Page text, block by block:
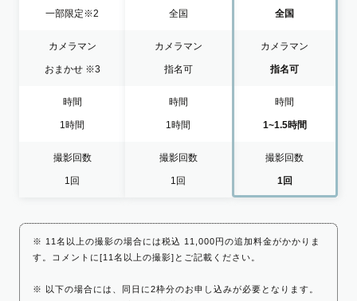
一部限定※2
カメラマン
おまかせ ※3
時間
1時間
撮影回数
1回
全国
カメラマン
指名可
時間
1時間
撮影回数
1回
全国
カメラマン
指名可
時間
1~1.5時間
撮影回数
1回
※ 11名以上の撮影の場合には税込 11,000円の追加料金がかかりま
す。コメントに[11名以上の撮影]とご記載ください。
※ 以下の場合には、同日に2枠分のお申し込みが必要となります。